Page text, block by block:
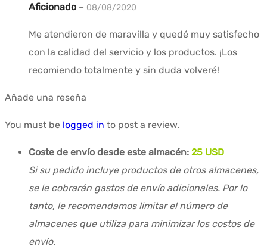
Aficionado – 08/08/2020
Me atendieron de maravilla y quedé muy satisfecho
con la calidad del servicio y los productos. ¡Los
recomiendo totalmente y sin duda volveré!
Añade una reseña
You must be logged in to post a review.
Coste de envío desde este almacén: 25 USD
Si su pedido incluye productos de otros almacenes,
se le cobrarán gastos de envío adicionales. Por lo
tanto, le recomendamos limitar el número de
almacenes que utiliza para minimizar los costos de
envío.